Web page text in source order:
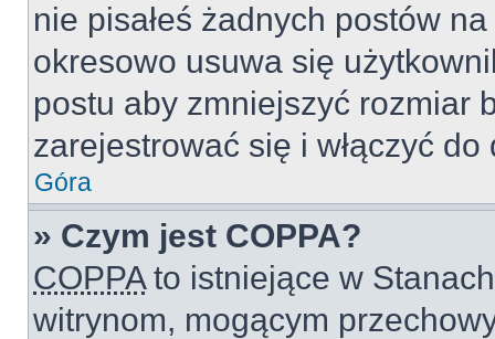
nie pisałeś żadnych postów
okresowo usuwa się
postu aby zmniejszyć rozmiar
zarejestrować się i włączyć
Góra
» Czym jest COPPA?
COPPAto istniejące w
witrynom, mogącym